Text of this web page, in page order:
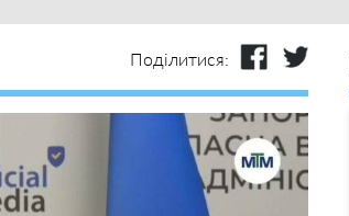
Поділитися: